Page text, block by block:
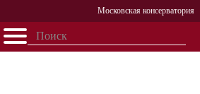
Московская консерватория
Открыть - закрыть